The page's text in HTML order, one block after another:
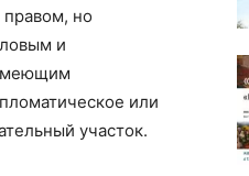
но
и
или
участок.